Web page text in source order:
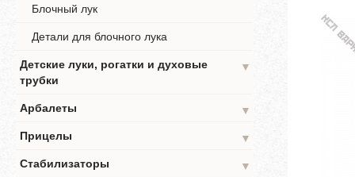
Блочный лук
Детали для блочного лука
Детские луки, рогатки и духовые
трубки
▼
Арбалеты
▼
Прицелы
▼
Стабилизаторы
▼